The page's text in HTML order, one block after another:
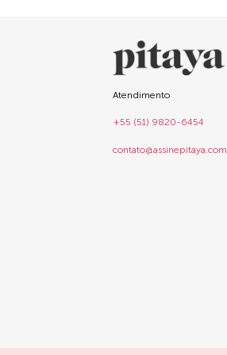
Atendimento
+55 (51) 9820-6454
contato@assinepitaya.com